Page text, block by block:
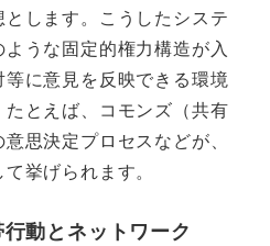
します。こうしたシステ
うな固定的権力構造が入
に意見を反映できる環境
とえば、コモンズ（共有
思決定プロセスなどが、
挙げられます。
動とネットワーク